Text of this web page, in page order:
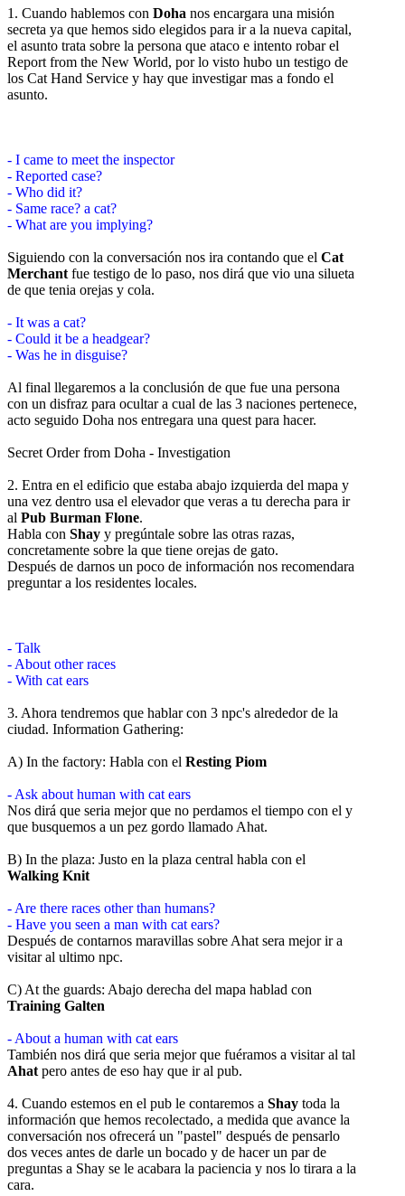
1. Cuando hablemos con Doha nos encargara una misión
secreta ya que hemos sido elegidos para ir a la nueva capital,
el asunto trata sobre la persona que ataco e intento robar el
Report from the New World, por lo visto hubo un testigo de
los Cat Hand Service y hay que investigar mas a fondo el
asunto.
- I came to meet the inspector
- Reported case?
- Who did it?
- Same race? a cat?
- What are you implying?
Siguiendo con la conversación nos ira contando que el Cat
Merchant fue testigo de lo paso, nos dirá que vio una silueta
de que tenia orejas y cola.
- It was a cat?
- Could it be a headgear?
- Was he in disguise?
Al final llegaremos a la conclusión de que fue una persona
con un disfraz para ocultar a cual de las 3 naciones pertenece,
acto seguido Doha nos entregara una quest para hacer.
Secret Order from Doha - Investigation
2. Entra en el edificio que estaba abajo izquierda del mapa y
una vez dentro usa el elevador que veras a tu derecha para ir
al Pub Burman Flone.
Habla con Shay y pregúntale sobre las otras razas,
concretamente sobre la que tiene orejas de gato.
Después de darnos un poco de información nos recomendara
preguntar a los residentes locales.
- Talk
- About other races
- With cat ears
3. Ahora tendremos que hablar con 3 npc's alrededor de la
ciudad. Information Gathering:
A) In the factory: Habla con el Resting Piom
- Ask about human with cat ears
Nos dirá que seria mejor que no perdamos el tiempo con el y
que busquemos a un pez gordo llamado Ahat.
B) In the plaza: Justo en la plaza central habla con el
Walking Knit
- Are there races other than humans?
- Have you seen a man with cat ears?
Después de contarnos maravillas sobre Ahat sera mejor ir a
visitar al ultimo npc.
C) At the guards: Abajo derecha del mapa hablad con
Training Galten
- About a human with cat ears
También nos dirá que seria mejor que fuéramos a visitar al tal
Ahat pero antes de eso hay que ir al pub.
4. Cuando estemos en el pub le contaremos a Shay toda la
información que hemos recolectado, a medida que avance la
conversación nos ofrecerá un "pastel" después de pensarlo
dos veces antes de darle un bocado y de hacer un par de
preguntas a Shay se le acabara la paciencia y nos lo tirara a la
cara.